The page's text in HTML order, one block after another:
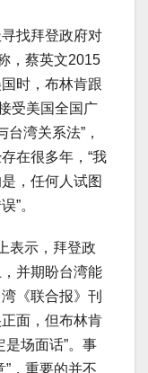
找拜登政府对
，蔡英文2015
时，布林肯跟
受美国全国广
湾关系法”，
在很多年，“我
，任何人试图
”。
示，拜登政
并期盼台湾能
《联合报》刊
面，但布林肯
是场面话”。事
”，重要的并不